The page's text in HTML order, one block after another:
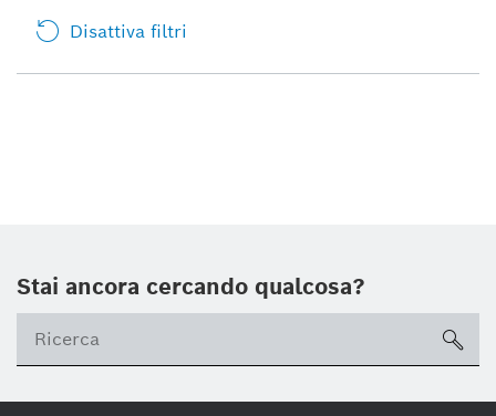
Disattiva filtri
Stai ancora cercando qualcosa?